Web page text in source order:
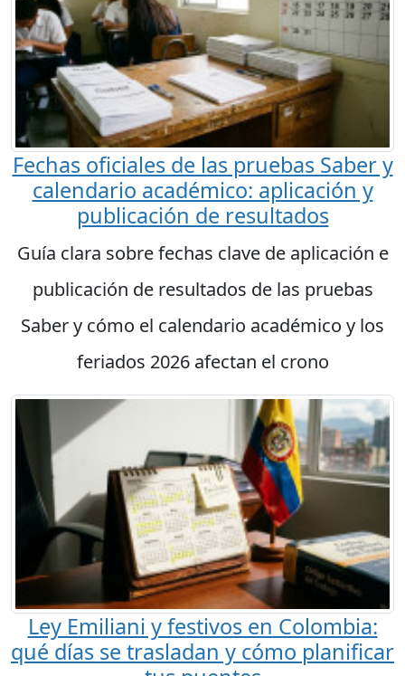
Fechas oficiales de las pruebas Saber y
calendario académico: aplicación y
publicación de resultados
Guía clara sobre fechas clave de aplicación e
publicación de resultados de las pruebas
Saber y cómo el calendario académico y los
feriados 2026 afectan el crono
Ley Emiliani y festivos en Colombia:
qué días se trasladan y cómo planificar